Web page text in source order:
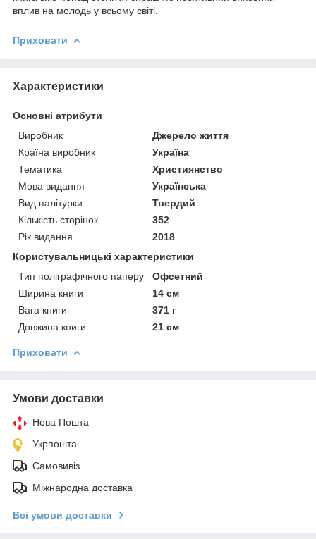
вплив на молодь у всьому світі.
Приховати
Характеристики
Основні атрибути
Виробник
Джерело життя
Країна виробник
Україна
Тематика
Християнство
Мова видання
Українська
Вид палітурки
Твердий
Кількість сторінок
352
Рік видання
2018
Користувальницькі характеристики
Тип поліграфічного паперу
Офсетний
Ширина книги
14 см
Вага книги
371 г
Довжина книги
21 см
Приховати
Умови доставки
Нова Пошта
Укрпошта
Самовивіз
Міжнародна доставка
Всі умови доставки